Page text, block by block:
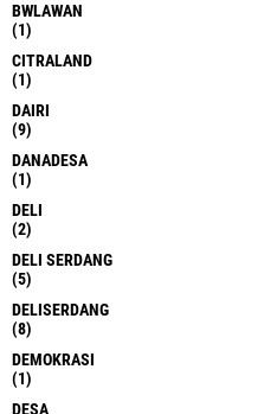
BWLAWAN
(1)
CITRALAND
(1)
DAIRI
(9)
DANADESA
(1)
DELI
(2)
DELI SERDANG
(5)
DELISERDANG
(8)
DEMOKRASI
(1)
DESA